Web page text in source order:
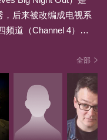
后来被改编成电视系
频道（Channel 4）播
Moir））和鲍勃·莫蒂默
他们“维克与鲍勃”（Vi
剧后来被公认为英
全部